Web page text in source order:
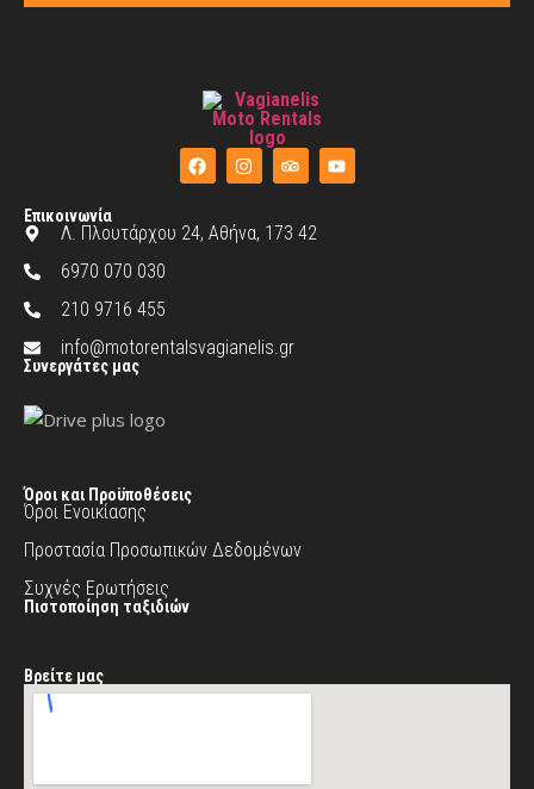
Επικοινωνία
Λ. Πλουτάρχου 24, Αθήνα, 173 42
6970 070 030
210 9716 455
info@motorentalsvagianelis.gr
Συνεργάτες μας
Όροι και Προϋποθέσεις
Όροι Ενοικίασης
Προστασία Προσωπικών Δεδομένων
Συχνές Ερωτήσεις
Πιστοποίηση ταξιδιών
Βρείτε μας